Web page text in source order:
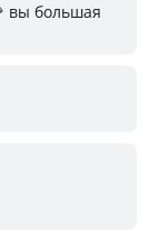
вы большая